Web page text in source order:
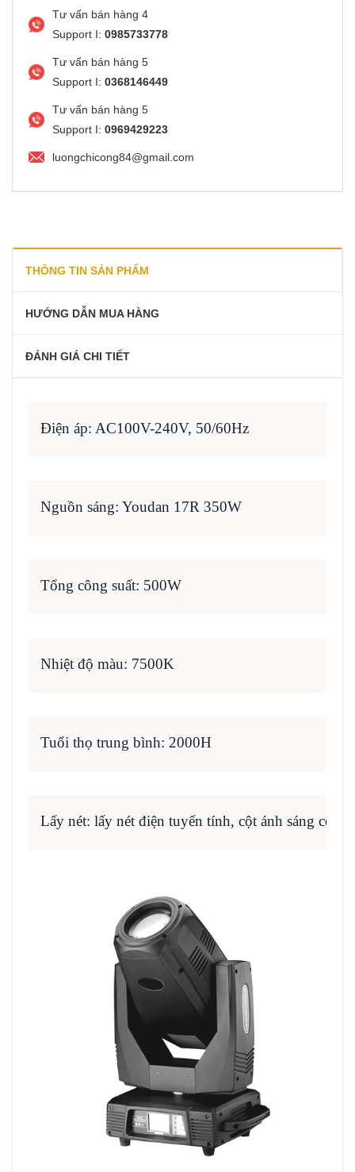
Tư vấn bán hàng 4
Support I: 0985733778
Tư vấn bán hàng 5
Support I: 0368146449
Tư vấn bán hàng 5
Support I: 0969429223
luongchicong84@gmail.com
THÔNG TIN SẢN PHẨM
HƯỚNG DẪN MUA HÀNG
ĐÁNH GIÁ CHI TIẾT
Điện áp: AC100V-240V, 50/60Hz
Nguồn sáng: Youdan 17R 350W
Tổng công suất: 500W
Nhiệt độ màu: 7500K
Tuổi thọ trung bình: 2000H
Lấy nét: lấy nét điện tuyến tính, cột ánh sáng có